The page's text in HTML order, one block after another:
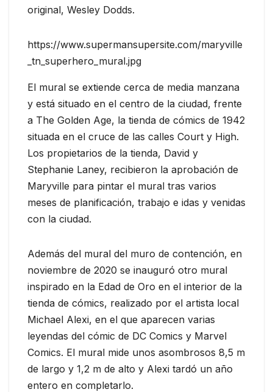
original, Wesley Dodds.
https://www.supermansupersite.com/maryville
_tn_superhero_mural.jpg
El mural se extiende cerca de media manzana
y está situado en el centro de la ciudad, frente
a The Golden Age, la tienda de cómics de 1942
situada en el cruce de las calles Court y High.
Los propietarios de la tienda, David y
Stephanie Laney, recibieron la aprobación de
Maryville para pintar el mural tras varios
meses de planificación, trabajo e idas y venidas
con la ciudad.
Además del mural del muro de contención, en
noviembre de 2020 se inauguró otro mural
inspirado en la Edad de Oro en el interior de la
tienda de cómics, realizado por el artista local
Michael Alexi, en el que aparecen varias
leyendas del cómic de DC Comics y Marvel
Comics. El mural mide unos asombrosos 8,5 m
de largo y 1,2 m de alto y Alexi tardó un año
entero en completarlo.